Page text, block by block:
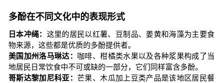
多酚在不同文化中的表现形式
日本冲绳： 这里的居民以红薯、豆制品、姜黄和海藻为主要食
物来源，这些都是优质的多酚提供者。
美国加州洛马琳达：
咖啡、柑橘类水果以及各种浆果构成了当
地居民日常饮食中不可或缺的一部分，它们同样富含多酚。
哥斯达黎加尼科亚：芒果、木瓜加上豆类产品是该地区居民餐